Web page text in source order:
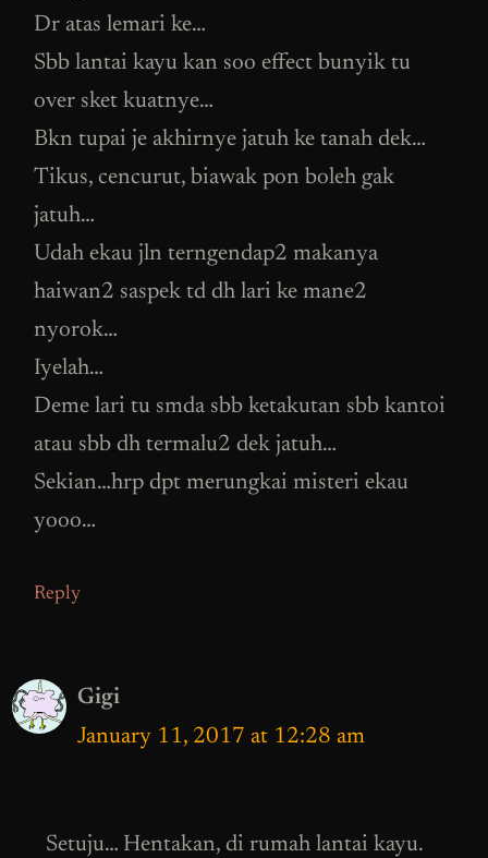
Dr atas lemari ke…
Sbb lantai kayu kan soo effect bunyik tu
over sket kuatnye…
Bkn tupai je akhirnye jatuh ke tanah dek…
Tikus, cencurut, biawak pon boleh gak
jatuh…
Udah ekau jln terngendap2 makanya
haiwan2 saspek td dh lari ke mane2
nyorok…
Iyelah…
Deme lari tu smda sbb ketakutan sbb kantoi
atau sbb dh termalu2 dek jatuh…
Sekian…hrp dpt merungkai misteri ekau
yooo…
Reply
Gigi
January 11, 2017 at 12:28 am
Setuju… Hentakan, di rumah lantai kayu.